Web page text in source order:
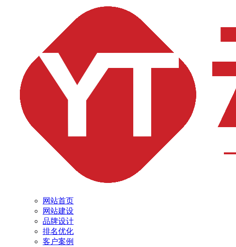
网站首页
网站建设
品牌设计
排名优化
客户案例